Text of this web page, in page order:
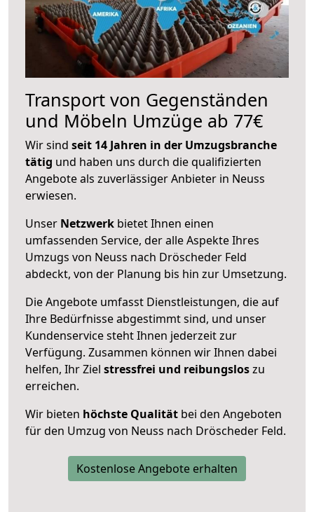
Transport von Gegenständen
und Möbeln Umzüge ab 77€
Wir sind seit 14 Jahren in der Umzugsbranche
tätig und haben uns durch die qualifizierten
Angebote als zuverlässiger Anbieter in Neuss
erwiesen.
Unser Netzwerk bietet Ihnen einen
umfassenden Service, der alle Aspekte Ihres
Umzugs von Neuss nach Dröscheder Feld
abdeckt, von der Planung bis hin zur Umsetzung.
Die Angebote umfasst Dienstleistungen, die auf
Ihre Bedürfnisse abgestimmt sind, und unser
Kundenservice steht Ihnen jederzeit zur
Verfügung. Zusammen können wir Ihnen dabei
helfen, Ihr Ziel stressfrei und reibungsloszu
erreichen.
Wir bieten höchste Qualität bei den Angeboten
für den Umzug von Neuss nach Dröscheder Feld.
Kostenlose Angebote erhalten